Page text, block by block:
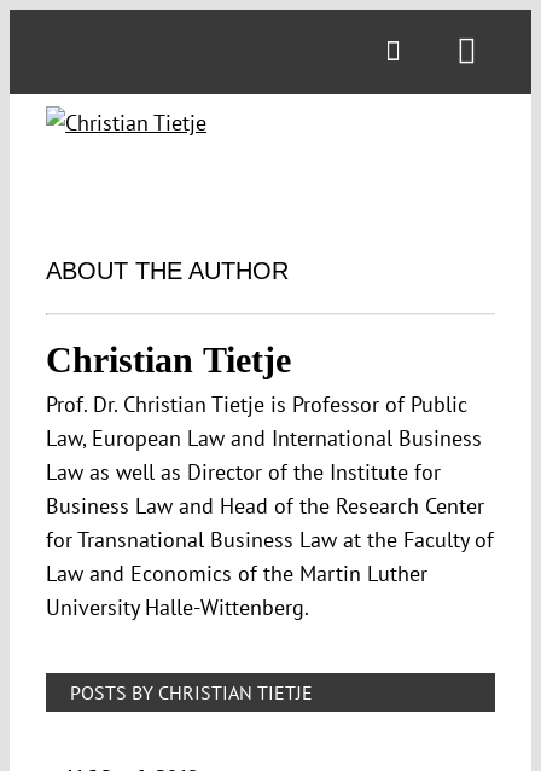
ABOUT THE AUTHOR
Christian Tietje
Prof. Dr. Christian Tietje is Professor of Public
Law, European Law and International Business
Law as well as Director of the Institute for
Business Law and Head of the Research Center
for Transnational Business Law at the Faculty of
Law and Economics of the Martin Luther
University Halle-Wittenberg.
POSTS BY CHRISTIAN TIETJE